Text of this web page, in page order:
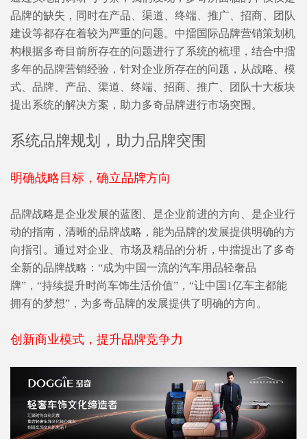
品牌的缺失，同时在产品、渠道、终端、推广、招商、团队
建设等都存在着较为严重的问题。中擂国际品牌营销策划机
构根据多奇目前所存在的问题进行了系统的梳理，结合中擂
多年的品牌营销经验，针对企业所存在的问题，从战略、模
式、品牌、产品、渠道、终端、招商、推广、团队十大板块
提出系统的解决方案，助力多奇品牌进行市场突围。
系统品牌规划，助力品牌突围
明确战略目标，确立品牌方向
品牌战略是企业发展的蓝图、是企业前进的方向、是企业行
动的指南，清晰的品牌战略，能为品牌的发展提供明确的方
向指引。通过对企业、市场及精品的分析，中擂提出了多奇
全新的品牌战略：“成为中国一流的汽车用品轻奢品
牌”，“持续提升时尚车饰生活价值”，“让中国1亿车主都能
拥有的梦想”，为多奇品牌的发展提供了明确的方向。
创新商业模式，提升品牌竞争力